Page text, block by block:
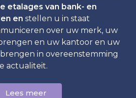
etalages van bank- en
en stellen u in staat
over uw merk, uw
en uw kantoor en uw
in overeenstemming
actualiteit.
Lees meer